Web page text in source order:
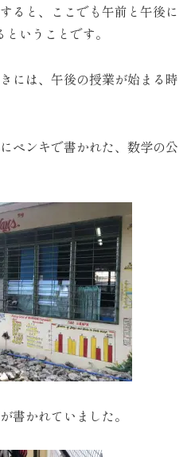
ると、ここでも午前と午後に
いうことです。
には、午後の授業が始まる時
ペンキで書かれた、数学の公
書かれていました。